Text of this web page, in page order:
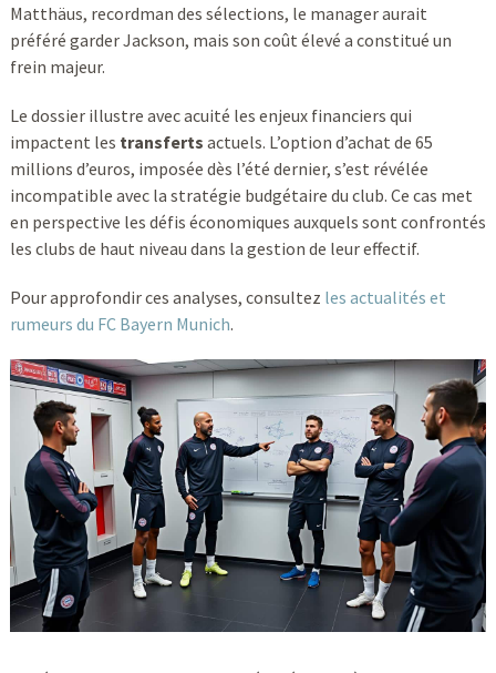
Matthäus, recordman des sélections, le manager aurait
préféré garder Jackson, mais son coût élevé a constitué un
frein majeur.
Le dossier illustre avec acuité les enjeux financiers qui
impactent les transferts actuels. L’option d’achat de 65
millions d’euros, imposée dès l’été dernier, s’est révélée
incompatible avec la stratégie budgétaire du club. Ce cas met
en perspective les défis économiques auxquels sont confrontés
les clubs de haut niveau dans la gestion de leur effectif.
Pour approfondir ces analyses, consultez les actualités et
rumeurs du FC Bayern Munich.